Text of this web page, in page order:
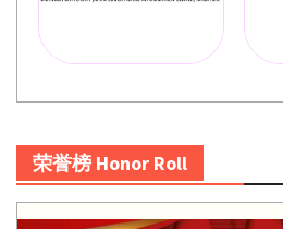
荣誉榜 Honor Roll